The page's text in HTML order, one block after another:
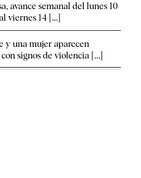
avance semanal del lunes 10
viernes 14 [...]
y una mujer aparecen
signos de violencia [...]